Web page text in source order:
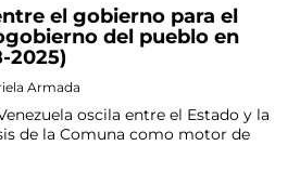
el gobierno para el
del pueblo en
2025)
Armada
oscila entre el Estado y la
de la Comuna como motor de